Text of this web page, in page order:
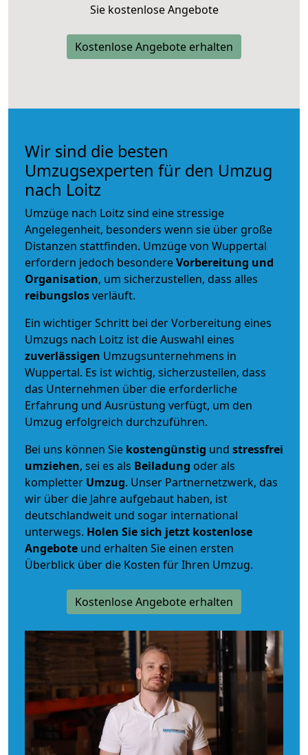
Sie kostenlose Angebote
Kostenlose Angebote erhalten
Wir sind die besten
Umzugsexperten für den Umzug
nach Loitz
Umzüge nach Loitz sind eine stressige
Angelegenheit, besonders wenn sie über große
Distanzen stattfinden. Umzüge von Wuppertal
erfordern jedoch besondereVorbereitung und
Organisation, um sicherzustellen, dass alles
reibungslosverläuft.
Ein wichtiger Schritt bei der Vorbereitung eines
Umzugs nach Loitz ist die Auswahl eines
zuverlässigen Umzugsunternehmens in
Wuppertal. Es ist wichtig, sicherzustellen, dass
das Unternehmen über die erforderliche
Erfahrung und Ausrüstung verfügt, um den
Umzug erfolgreich durchzuführen.
Bei uns können Sie kostengünstig und stressfrei
umziehen, sei es als Beiladung oder als
kompletter Umzug. Unser Partnernetzwerk, das
wir über die Jahre aufgebaut haben, ist
deutschlandweit und sogar international
unterwegs. Holen Sie sich jetzt kostenlose
Angebote und erhalten Sie einen ersten
Überblick über die Kosten für Ihren Umzug.
Kostenlose Angebote erhalten